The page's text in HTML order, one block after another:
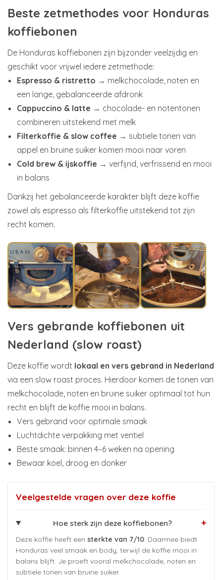
Beste zetmethodes voor Honduras
koffiebonen
De Honduras koffiebonen zijn bijzonder veelzijdig en
geschikt voor vrijwel iedere zetmethode:
Espresso & ristretto → melkchocolade, noten en
een lange, gebalanceerde afdronk
Cappuccino & latte → chocolade- en notentonen
combineren uitstekend met melk
Filterkoffie & slow coffee → subtiele tonen van
appel en bruine suiker komen mooi naar voren
Cold brew & ijskoffie → verfijnd, verfrissend en mooi
in balans
Dankzij het gebalanceerde karakter blijft deze koffie
zowel als espresso als filterkoffie uitstekend tot zijn
recht komen.
Vers gebrande koffiebonen uit
Nederland (slow roast)
Deze koffie wordt lokaal en vers gebrand in Nederland
via een slow roast proces. Hierdoor komen de tonen van
melkchocolade, noten en bruine suiker optimaal tot hun
recht en blijft de koffie mooi in balans.
Vers gebrand voor optimale smaak
Luchtdichte verpakking met ventiel
Beste smaak: binnen 4–6 weken na opening
Bewaar koel, droog en donker
Veelgestelde vragen over deze koffie
Hoe sterk zijn deze koffiebonen? +
Deze koffie heeft een sterkte van 7/10. Daarmee biedt
Honduras veel smaak en body, terwijl de koffie mooi in
balans blijft. Je proeft vooral melkchocolade, noten en
subtiele tonen van bruine suiker.